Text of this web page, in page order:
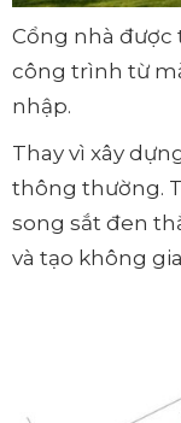
Cổng nhà được
công trình từ
nhập.
Thay vì xây
thông thường.
song sắt đen
và tạo không